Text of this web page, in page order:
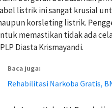
listrik ini sangat krusial
korsleting listrik.
memastikan tidak ada
Diasta Krismayandi.
Baca juga:
Rehabilitasi Narkoba Gratis,